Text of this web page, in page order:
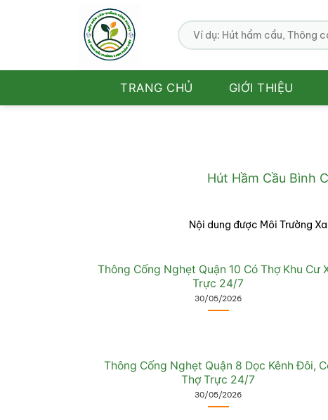
TRANG CHỦ GIỚI THIỆU
Hút Hầm Cầu Bình
Nội dung được Môi Trường
Thông Cống Nghẹt Quận 10 Có Thợ Khu Cư
Trực 24/7
30/05/2026
Thông Cống Nghẹt Quận 8 Dọc Kênh Đôi,
Thợ Trực 24/7
30/05/2026